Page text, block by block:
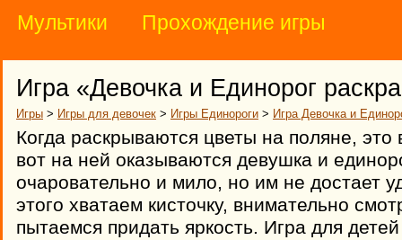
Мультики Прохождение игры
Игра «Девочка и Единорог
Игры > Игры для девочек > Игры Единороги > Игра Девочка и
Когда раскрываются цветы на поляне,
вот на ней оказываются девушка и
очаровательно и мило, но им не достает
этого хватаем кисточку, внимательно
пытаемся придать яркость. Игра для